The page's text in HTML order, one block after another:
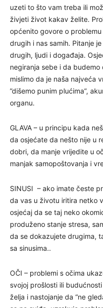
uzeti to što vam treba ili
živjeti život kakav želite.
općenito govore o
drugih i nas samih. Pitanje
drugih, ljudi i događaja.
negiranja sebe i da
mislimo da je naša najveća
”dišemo punim plućima”,
organu.
GLAVA – u principu kada
da osjećate da nešto nije u
dobri, da manje vrijedite u
manjak samopoštovanja i
SINUSI – ako imate česte
da vas u životu iritira netko
osjećaj da se taj neko
produženo stanje stresa,
da se dokazujete drugima,
sa sinusima..
OČI – problemi s očima
svojoj prošlosti ili
želja i nastojanje da “ne